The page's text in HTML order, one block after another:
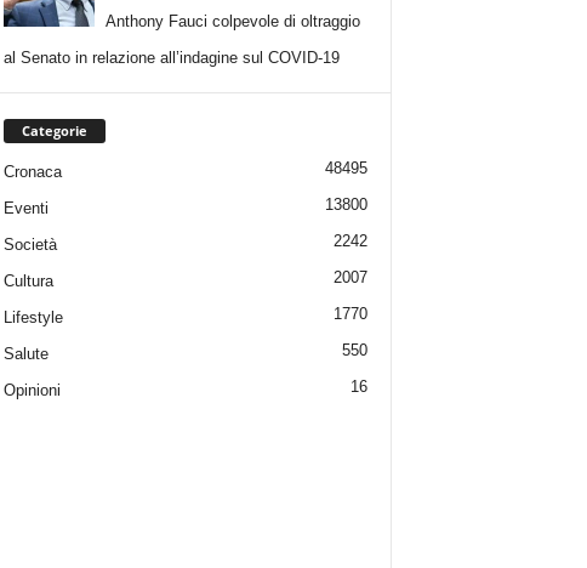
Anthony Fauci colpevole di oltraggio
al Senato in relazione all’indagine sul COVID-19
Categorie
Cronaca 48495
Eventi 13800
Società 2242
Cultura 2007
Lifestyle 1770
Salute 550
Opinioni 16